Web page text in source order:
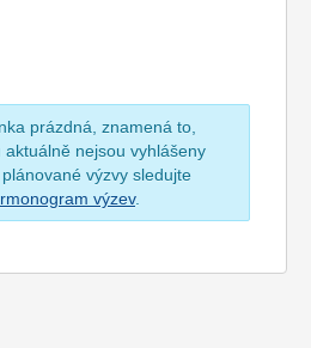
prázdná, znamená to,
nejsou vyhlášeny
výzvy sledujte
výzev.